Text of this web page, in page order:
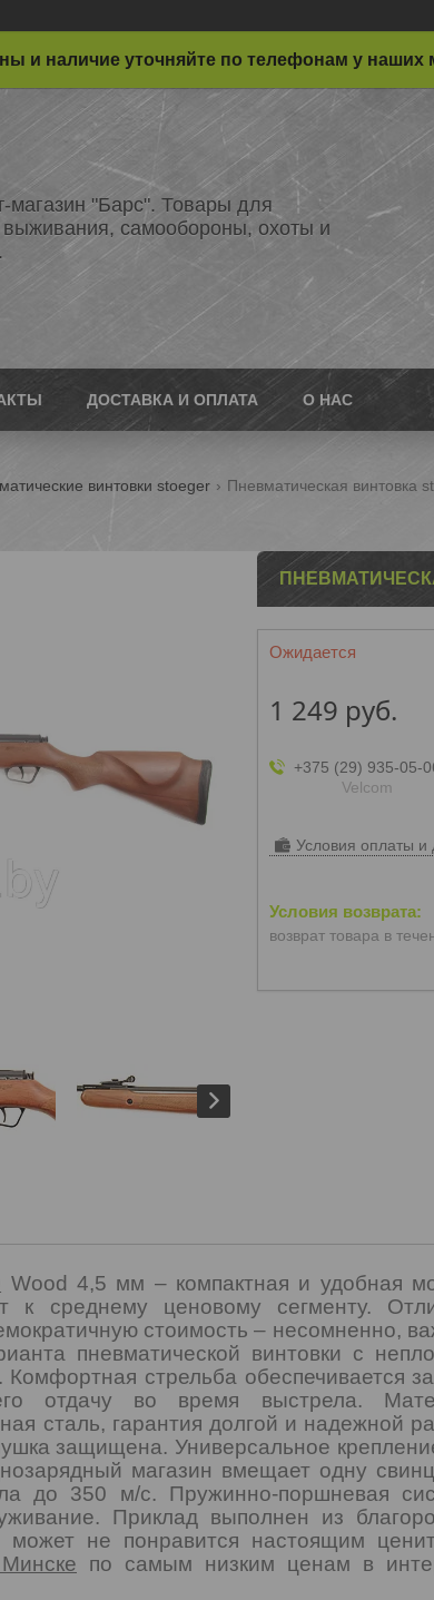
и наличие уточняйте по телефонам у наших
магазин "Барс". Товары для
выживания, самообороны, охоты и
ДОСТАВКА И ОПЛАТА О НАС
винтовки stoeger Пневматическая винтовка
Ожидается
1 249 руб.
+375 (29) 935-05-
Velcom
Условия оплаты и
возврат товара в
Wood 4,5 мм – компактная и удобная
к среднему ценовому сегменту.
стоимость – несомненно,
пневматической винтовки с
стрельба обеспечивается
отдачу во время выстрела.
сталь, гарантия долгой и надежной
защищена. Универсальное
магазин вмещает одну
до 350 м/с. Пружинно-поршневая
Приклад выполнен из
не понравится настоящим
по самым низким ценам в